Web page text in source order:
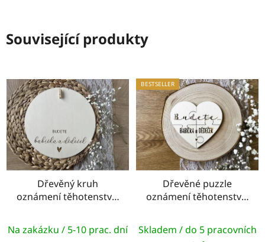
Související produkty
Dřevěný kruh
oznámení těhotenství -
dědeček
Na zakázku / 5-10 prac. dní
BESTSELLER
Dřevěné puzzle
oznámení těhotenství -
DĚDEČEK!
Skladem / do 5 pracovních